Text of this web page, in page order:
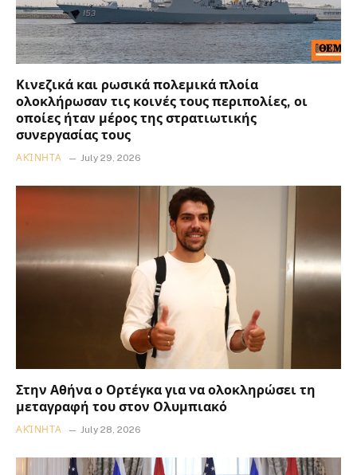
Κινεζικά και ρωσικά πολεμικά πλοία
ολοκλήρωσαν τις κοινές τους περιπολίες, οι
οποίες ήταν μέρος της στρατιωτικής
συνεργασίας τους
ΑΚΊΝΗΤΑ July 29, 2026
Στην Αθήνα ο Ορτέγκα για να ολοκληρώσει τη
μεταγραφή του στον Ολυμπιακό
ΑΚΊΝΗΤΑ July 28, 2026